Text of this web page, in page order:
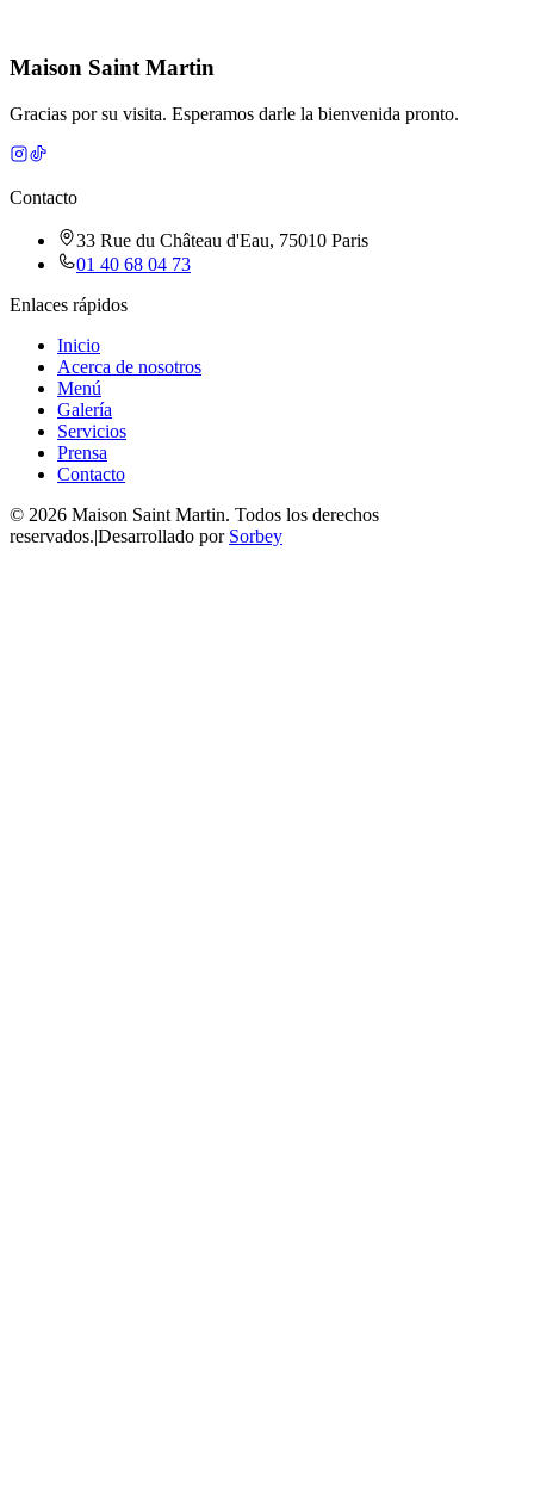
Maison Saint Martin
Gracias por su visita. Esperamos darle la bienvenida pronto.
Contacto
33 Rue du Château d'Eau, 75010 Paris
01 40 68 04 73
Enlaces rápidos
Inicio
Acerca de nosotros
Menú
Galería
Servicios
Prensa
Contacto
© 2026 Maison Saint Martin. Todos los derechos
reservados.|Desarrollado por Sorbey